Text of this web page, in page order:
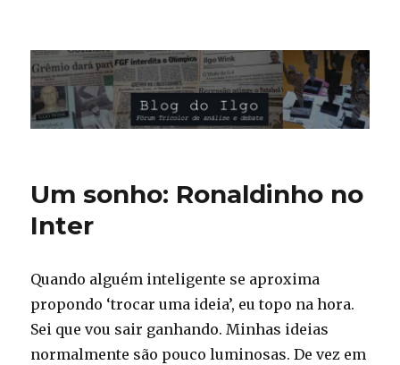
Blog do Ilgo Wink
Um sonho: Ronaldinho no
Inter
Quando alguém inteligente se aproxima
propondo ‘trocar uma ideia’, eu topo na hora.
Sei que vou sair ganhando. Minhas ideias
normalmente são pouco luminosas. De vez em